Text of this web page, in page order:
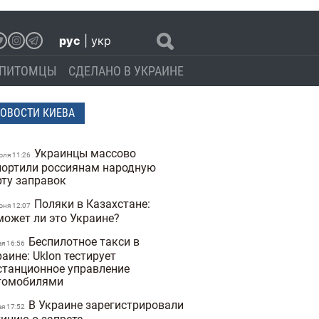
рус укр
ПИТОМЦЫ СДЕЛАНО В УКРАИНЕ
КИЕВА
11:26 Украинцы массово
россиянам народную
заправок
12:07
Поляки в Казахстане:
ли это Украине?
16:56
Беспилотное такси в
Uklon тестирует
управление
17:52
В Украине зарегистрировали